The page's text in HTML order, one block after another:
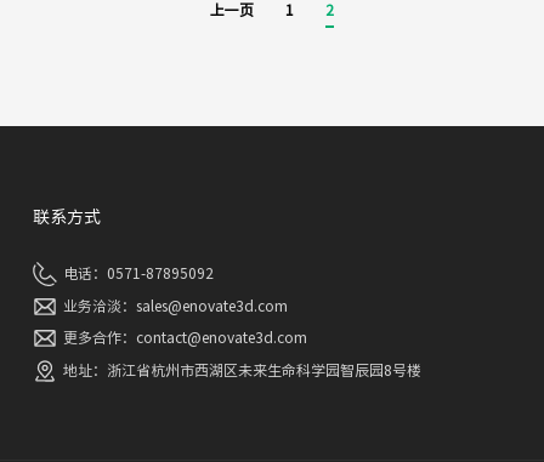
上一页 1 2
联系方式
电话：0571-87895092
业务洽淡：sales@enovate3d.com
更多合作：contact@enovate3d.com
地址：浙江省杭州市西湖区未来生命科学园智辰园8号楼